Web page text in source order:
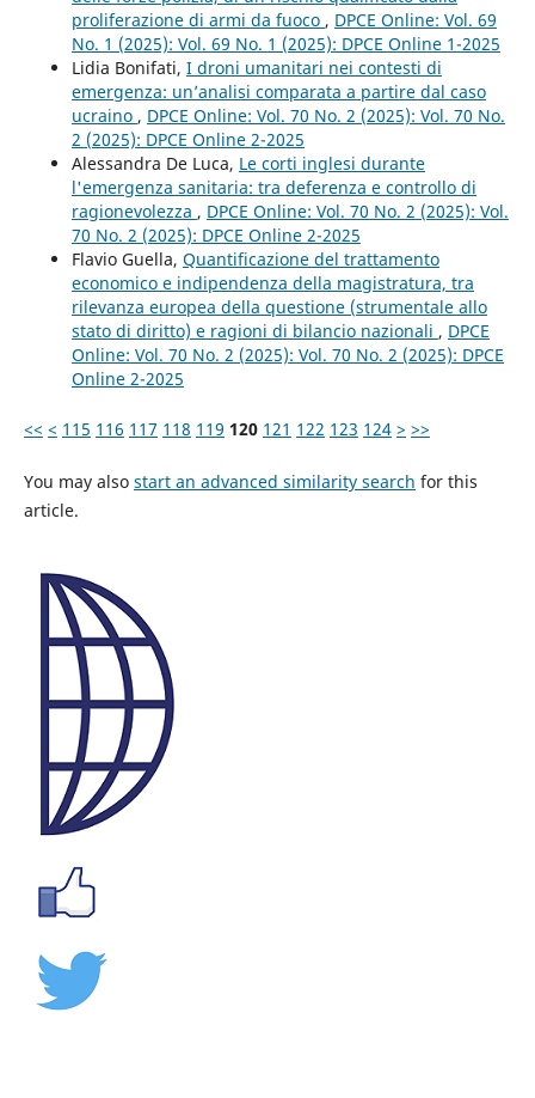
proliferazione di armi da fuoco , DPCE Online: Vol. 69
No. 1 (2025): Vol. 69 No. 1 (2025): DPCE Online 1-2025
Lidia Bonifati, I droni umanitari nei contesti di
emergenza: un’analisi comparata a partire dal caso
ucraino , DPCE Online: Vol. 70 No. 2 (2025): Vol. 70 No.
2 (2025): DPCE Online 2-2025
Alessandra De Luca, Le corti inglesi durante
l'emergenza sanitaria: tra deferenza e controllo di
ragionevolezza , DPCE Online: Vol. 70 No. 2 (2025): Vol.
70 No. 2 (2025): DPCE Online 2-2025
Flavio Guella, Quantificazione del trattamento
economico e indipendenza della magistratura, tra
rilevanza europea della questione (strumentale allo
stato di diritto) e ragioni di bilancio nazionali , DPCE
Online: Vol. 70 No. 2 (2025): Vol. 70 No. 2 (2025): DPCE
Online 2-2025
<< < 115 116 117 118 119 120 121 122 123 124 > >>
You may also start an advanced similarity search for this
article.